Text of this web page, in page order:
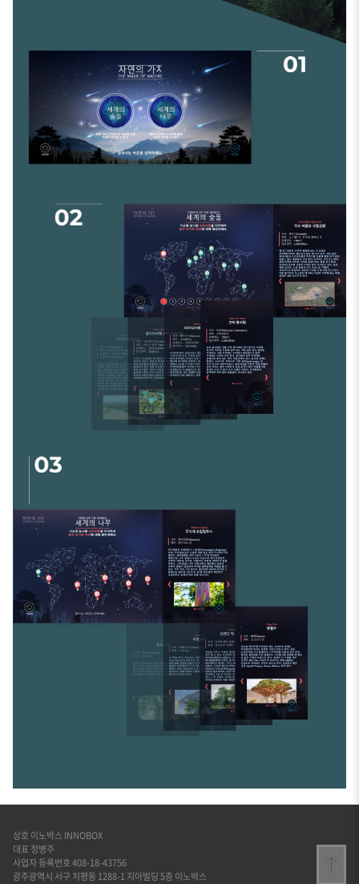
상호 이노박스 INNOBOX
대표 정병주
사업자 등록번호 408-18-43756
광주광역시 서구 치평동 1288-1 지아빌딩 5층 이노박스